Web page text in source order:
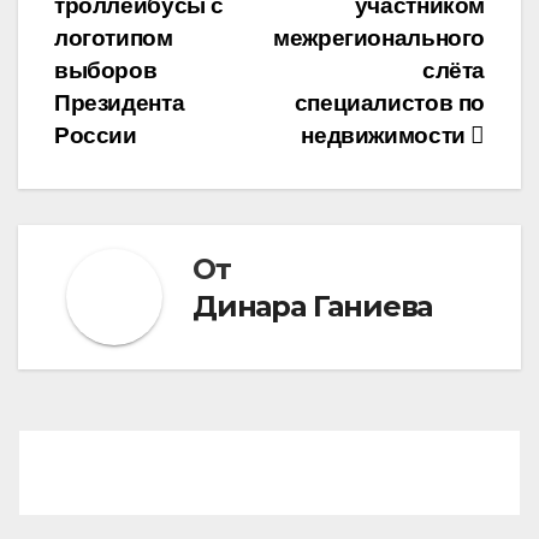
записям
участником
межрегионального
слёта
специалистов по
недвижимости
троллейбусы с
логотипом
выборов
Президента
России
От
Динара Ганиева